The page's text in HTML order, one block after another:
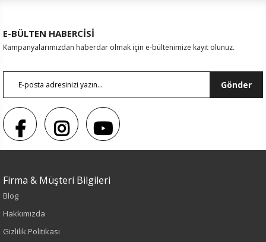
Renk
Krem
E-BÜLTEN HABERCİSİ
Kampanyalarımızdan haberdar olmak için e-bültenimize kayıt olunuz.
Gönder
Firma & Müşteri Bilgileri
Blog
Hakkımızda
Gizlilik Politikası